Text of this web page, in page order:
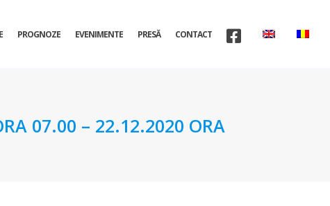
PROGNOZE EVENIMENTE PRESĂ CONTACT
07.00 – 22.12.2020 ORA